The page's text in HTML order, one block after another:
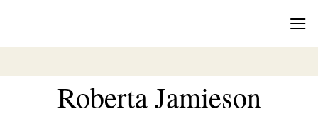
≡
Roberta Jamieson